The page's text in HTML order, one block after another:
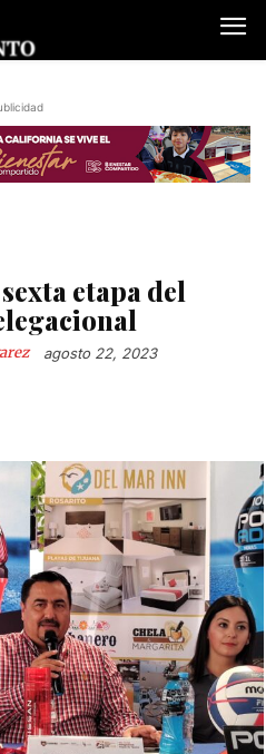
etapa del
agosto 22, 2023